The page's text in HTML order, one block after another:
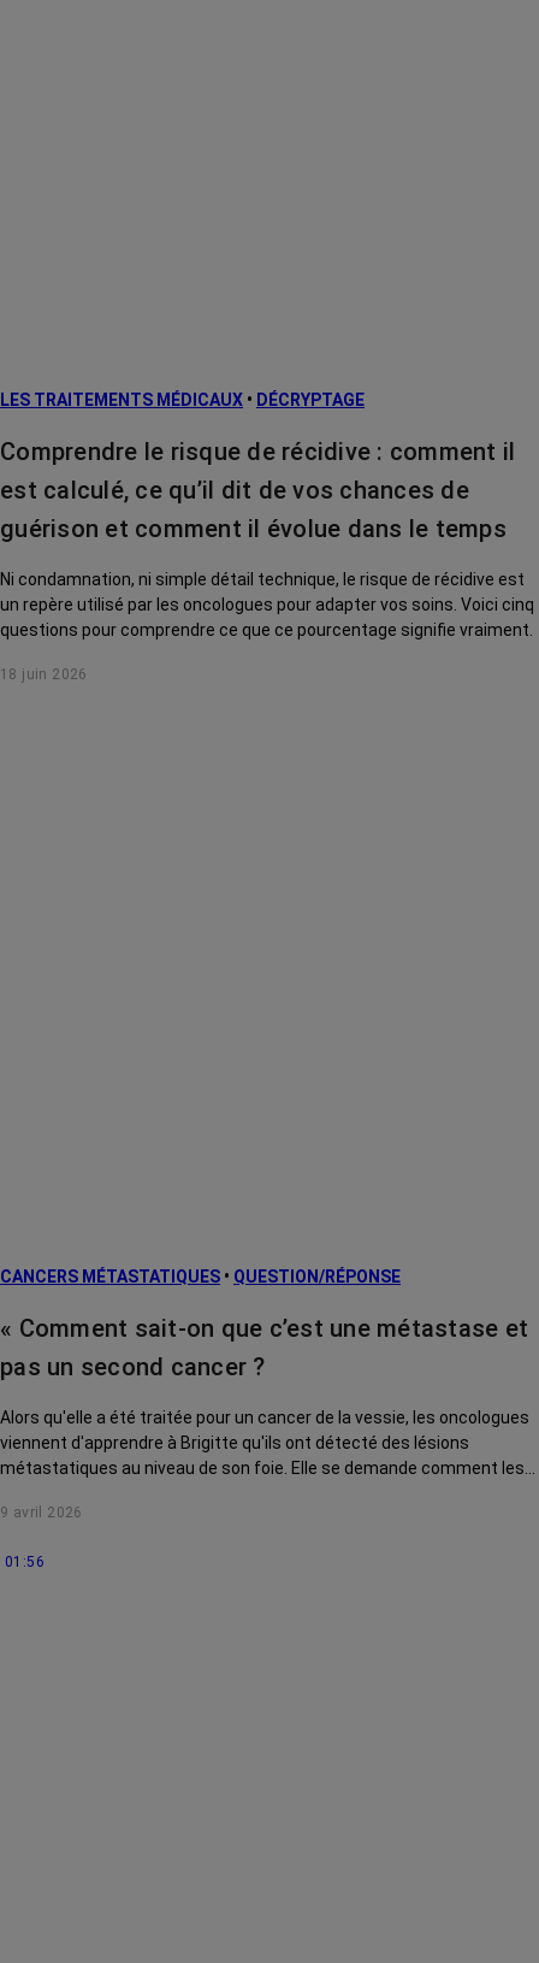
LES TRAITEMENTS MÉDICAUX • DÉCRYPTAGE
Comprendre le risque de récidive : comment il
est calculé, ce qu’il dit de vos chances de
guérison et comment il évolue dans le temps
Ni condamnation, ni simple détail technique, le risque de récidive est
un repère utilisé par les oncologues pour adapter vos soins. Voici cinq
questions pour comprendre ce que ce pourcentage signifie vraiment.
18 juin 2026
CANCERS MÉTASTATIQUES • QUESTION/RÉPONSE
« Comment sait-on que c’est une métastase et
pas un second cancer ?
Alors qu'elle a été traitée pour un cancer de la vessie, les oncologues
viennent d'apprendre à Brigitte qu'ils ont détecté des lésions
métastatiques au niveau de son foie. Elle se demande comment les
première et qu'il ne s'agit pas d'un nouveau cancer. Le Pr Mahasti
9 avril 2026
01:56